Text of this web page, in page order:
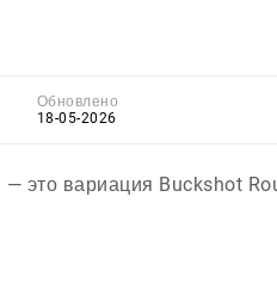
Обновлено
18-05-2026
— это вариация Buckshot